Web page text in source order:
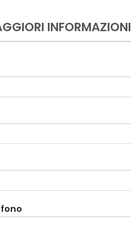
INFORMAZIONI